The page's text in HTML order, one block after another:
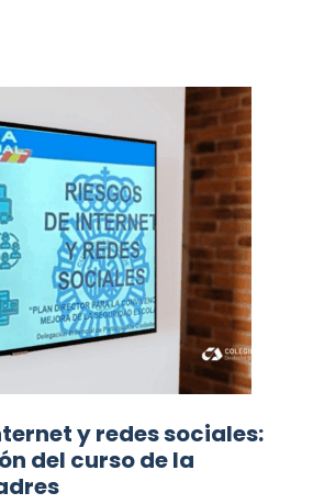
y redes sociales:
del curso de la